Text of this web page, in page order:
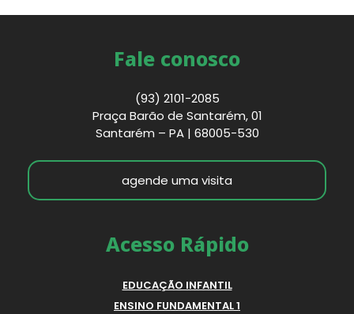
Fale conosco
(93) 2101-2085
Praça Barão de Santarém, 01
Santarém – PA | 68005-530
agende uma visita
Acesso Rápido
EDUCAÇÃO INFANTIL
ENSINO FUNDAMENTAL 1